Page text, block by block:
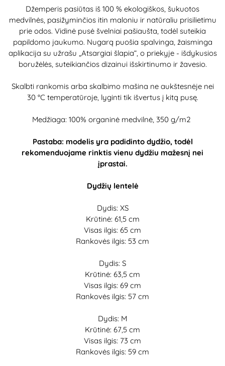
Džemperis pasiūtas iš 100 % ekologiškos, šukuotos
medvilnės, pasižyminčios itin maloniu ir natūraliu prisilietimu
prie odos. Vidinė pusė švelniai pašiaušta, todėl suteikia
papildomo jaukumo. Nugarą puošia spalvinga, žaisminga
aplikacija su užrašu „Atsargiai šlapia“, o priekyje - išdykusios
boružėlės, suteikiančios dizainui išskirtinumo ir žavesio.
Skalbti rankomis arba skalbimo mašina ne aukštesnėje nei
30 °C temperatūroje, lyginti tik išvertus į kitą pusę.
Medžiaga: 100% organinė medvilnė, 350 g/m2
Pastaba: modelis yra padidinto dydžio, todėl
rekomenduojame rinktis vienu dydžiu mažesnį nei
įprastai.
Dydžių lentelė
Dydis: XS
Krūtinė: 61,5 cm
Visas ilgis: 65 cm
Rankovės ilgis: 53 cm
Dydis: S
Krūtinė: 63,5 cm
Visas ilgis: 69 cm
Rankovės ilgis: 57 cm
Dydis: M
Krūtinė: 67,5 cm
Visas ilgis: 73 cm
Rankovės ilgis: 59 cm